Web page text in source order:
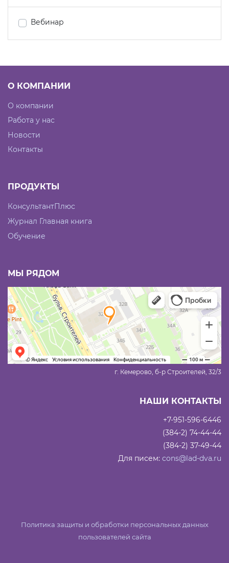
Вебинар
О КОМПАНИИ
О компании
Работа у нас
Новости
Контакты
ПРОДУКТЫ
КонсультантПлюс
Журнал Главная книга
Обучение
МЫ РЯДОМ
г. Кемерово, б-р Строителей, 32/3
НАШИ КОНТАКТЫ
+7-951-596-6446
(384-2) 74-44-44
(384-2) 37-49-44
Для писем: cons@lad-dva.ru
Политика защиты и обработки персональных данных
пользователей сайта